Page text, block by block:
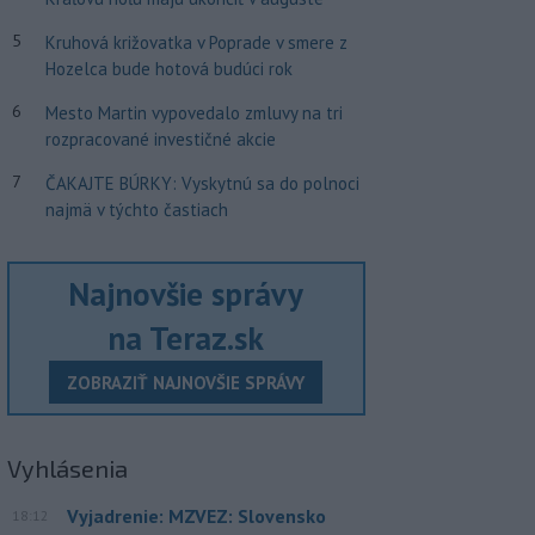
5
Kruhová križovatka v Poprade v smere z
Hozelca bude hotová budúci rok
6
Mesto Martin vypovedalo zmluvy na tri
rozpracované investičné akcie
7
ČAKAJTE BÚRKY: Vyskytnú sa do polnoci
najmä v týchto častiach
Najnovšie správy
na Teraz.sk
ZOBRAZIŤ NAJNOVŠIE SPRÁVY
Vyhlásenia
18:12
Vyjadrenie: MZVEZ: Slovensko